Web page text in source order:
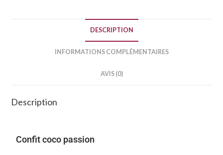
DESCRIPTION
INFORMATIONS COMPLÉMENTAIRES
AVIS (0)
Description
Confit coco passion